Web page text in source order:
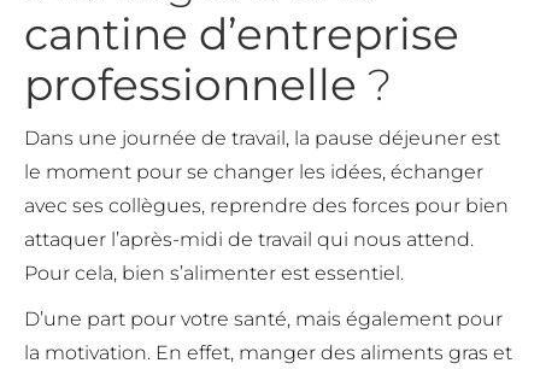
cantine d’entreprise
professionnelle ?
Dans une journée de travail, la pause déjeuner est
le moment pour se changer les idées, échanger
avec ses collègues, reprendre des forces pour bien
attaquer l’après-midi de travail qui nous attend.
Pour cela, bien s’alimenter est essentiel.
D’une part pour votre santé, mais également pour
la motivation. En effet, manger des aliments gras et